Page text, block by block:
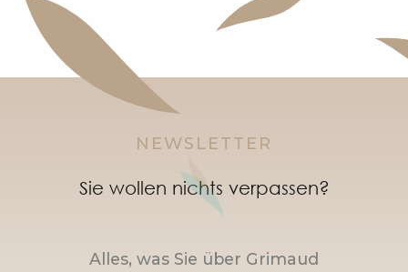
NEWSLETTER
Sie wollen nichts verpassen?
Alles, was Sie über Grimaud